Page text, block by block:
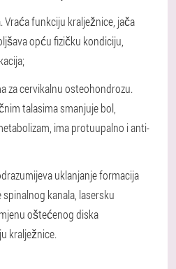
Vraća funkciju kralježnice, jača
opću fizičku kondiciju,
za cervikalnu osteohondrozu.
talasima smanjuje bol,
ima protuupalno i anti-
uklanjanje formacija
kanala, lasersku
oštećenog diska
kralježnice.